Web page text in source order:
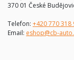
370 01 České
Telefon: +420 770 318
Email: eshop@cb-